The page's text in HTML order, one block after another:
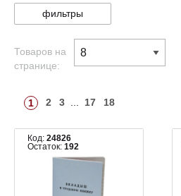
фильтры
Товаров на
странице:
1 2 3 17 18
Код: 24826
Остаток: 192